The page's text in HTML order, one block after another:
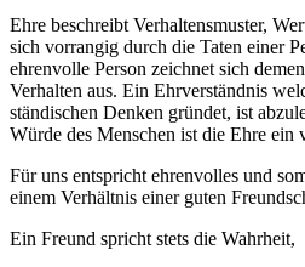
Ehre beschreibt Verhaltensmuster,
sich vorrangig durch die Taten einer
ehrenvolle Person zeichnet sich
Verhalten aus. Ein Ehrverständnis
ständischen Denken gründet, ist
Würde des Menschen ist die Ehre ein
Für uns entspricht ehrenvolles und
einem Verhältnis einer guten
Ein Freund spricht stets die Wahrheit,